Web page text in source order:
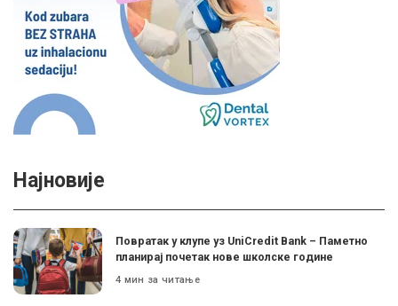
Најновије
Поврaтак у клупе уз UniCredit Bank – Паметно
планирај почетак нове школске године
4 мин за читање